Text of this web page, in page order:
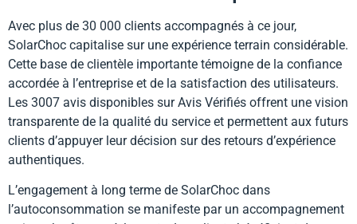
Avec plus de 30 000 clients accompagnés à ce jour,
SolarChoc capitalise sur une expérience terrain considérable.
Cette base de clientèle importante témoigne de la confiance
accordée à l’entreprise et de la satisfaction des utilisateurs.
Les 3007 avis disponibles sur Avis Vérifiés offrent une vision
transparente de la qualité du service et permettent aux futurs
clients d’appuyer leur décision sur des retours d’expérience
authentiques.
L’engagement à long terme de SolarChoc dans
l’autoconsommation se manifeste par un accompagnement